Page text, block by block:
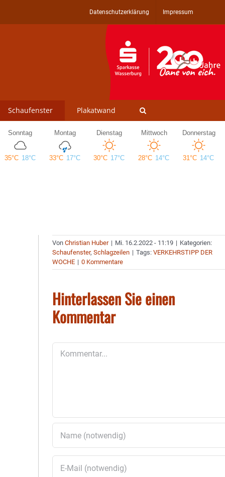
Datenschutzerklärung Impressum
Schaufenster Plakatwand
VonChristian Huber | Mi. 16.2.2022 - 11:19 | Kategorien:
Schaufenster,Schlagzeilen | Tags:VERKEHRSTIPP DER
WOCHE | 0 Kommentare
Hinterlassen Sie einen
Kommentar